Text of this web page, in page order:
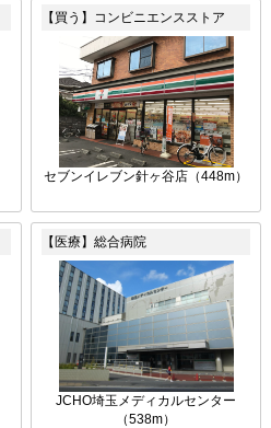
【買う】コンビニエンスストア
セブンイレブン針ヶ谷店（448m）
【医療】総合病院
JCHO埼玉メディカルセンター
（538m）